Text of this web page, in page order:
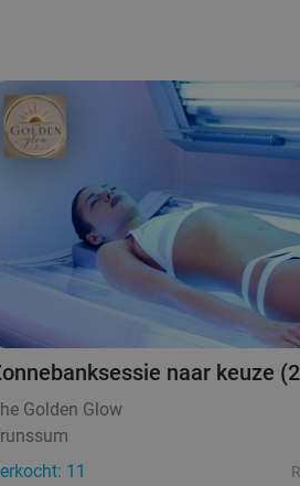
naar keuze
Golden Glow
11